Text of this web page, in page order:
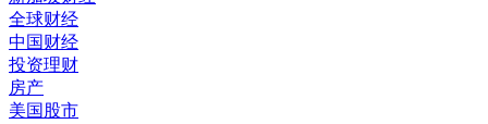
全球财经
中国财经
投资理财
房产
美国股市